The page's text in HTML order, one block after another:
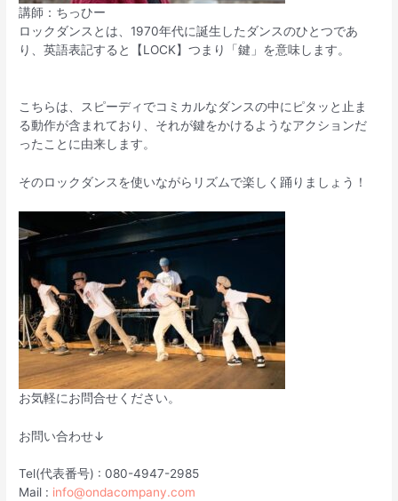
講師：ちっひー
ロックダンスとは、1970年代に誕生したダンスのひとつであ
り、英語表記すると【LOCK】つまり「鍵」を意味します。
こちらは、スピーディでコミカルなダンスの中にピタッと止ま
る動作が含まれており、それが鍵をかけるようなアクションだ
ったことに由来します。
そのロックダンスを使いながらリズムで楽しく踊りましょう！
お気軽にお問合せください。
お問い合わせ↓
Tel(代表番号) : 080-4947-2985
Mail : info@ondacompany.com